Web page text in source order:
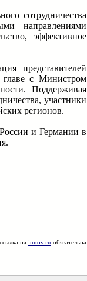
сотрудничества
направлениями
эффективное
представителей
главе с Министром
Поддерживая
участники
регионов.
и Германии в
на innov.ru обязательна